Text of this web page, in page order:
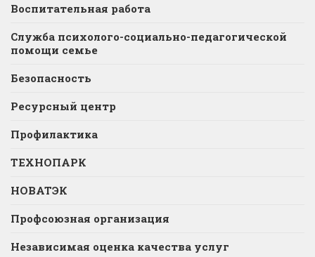
Воспитательная работа
Служба психолого-социально-педагогической
помощи семье
Безопасность
Ресурсный центр
Профилактика
ТЕХНОПАРК
НОВАТЭК
Профсоюзная организация
Независимая оценка качества услуг